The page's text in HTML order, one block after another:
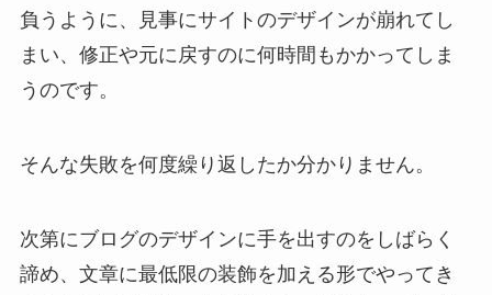
負うように、見事にサイトのデザインが崩れてし
まい、修正や元に戻すのに何時間もかかってしま
うのです。
そんな失敗を何度繰り返したか分かりません。
次第にブログのデザインに手を出すのをしばらく
諦め、文章に最低限の装飾を加える形でやってき